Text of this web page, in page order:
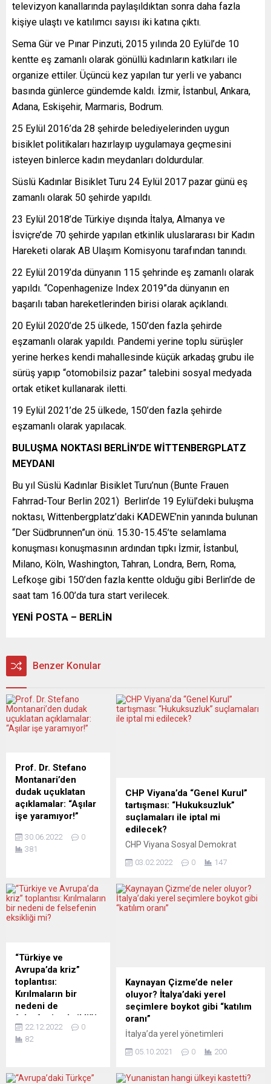
televizyon kanallarında paylaşıldıktan sonra daha fazla
kişiye ulaştı ve katılımcı sayısı iki katına çıktı.
Sema Gür ve Pınar Pinzuti, 2015 yılında 20 Eylül’de 10
kentte eş zamanlı olarak gönüllü kadınların katkıları ile
organize ettiler. Üçüncü kez yapılan tur yerli ve yabancı
basında günlerce gündemde kaldı. İzmir, İstanbul, Ankara,
Adana, Eskişehir, Marmaris, Bodrum.
25 Eylül 2016’da 28 şehirde belediyelerinden uygun
bisiklet politikaları hazırlayıp uygulamaya geçmesini
isteyen binlerce kadın meydanları doldurdular.
Süslü Kadınlar Bisiklet Turu 24 Eylül 2017 pazar günü eş
zamanlı olarak 50 şehirde yapıldı.
23 Eylül 2018’de Türkiye dışında İtalya, Almanya ve
İsviçre’de 70 şehirde yapılan etkinlik uluslararası bir Kadın
Hareketi olarak AB Ulaşım Komisyonu tarafından tanındı.
22 Eylül 2019’da dünyanın 115 şehrinde eş zamanlı olarak
yapıldı. “Copenhagenize Index 2019”da dünyanın en
başarılı taban hareketlerinden birisi olarak açıklandı.
20 Eylül 2020’de 25 ülkede, 150’den fazla şehirde
eşzamanlı olarak yapıldı. Pandemi yerine toplu sürüşler
yerine herkes kendi mahallesinde küçük arkadaş grubu ile
sürüş yapıp “otomobilsiz pazar” talebini sosyal medyada
ortak etiket kullanarak iletti.
19 Eylül 2021’de 25 ülkede, 150’den fazla şehirde
eşzamanlı olarak yapılacak.
BULUŞMA NOKTASI BERLİN’DE WİTTENBERGPLATZ
MEYDANI
Bu yıl Süslü Kadınlar Bisiklet Turu’nun (Bunte Frauen
Fahrrad-Tour Berlin 2021) Berlin’de 19 Eylül’deki buluşma
noktası, Wittenbergplatz’daki KADEWE’nin yanında bulunan
“Der Südbrunnen”un önü. 15.30-15.45’te selamlama
konuşması konuşmasının ardından tıpkı İzmir, İstanbul,
Milano, Köln, Washington, Tahran, Londra, Bern, Roma,
Lefkoşe gibi 150’den fazla kentte olduğu gibi Berlin’de de
saat tam 16.00’da tura start verilecek.
YENİ POSTA – BERLİN
Benzer Konular
Prof. Dr. Stefano
Montanari’den
dudak uçuklatan
açıklamalar: “Aşılar
işe yaramıyor!”
Nanopatoloji uzmanı
İtalyan bilim insanları
Stefano Montanari ve
yaşandığı bu iki yıllık
süre içinde her
fırsatta, bilimsel
19 aşıları ile ilgili
halkları aydınlatmaya
çalıştılar. Çevrede
bulunan ince tozların
da hastalanmamızda
en az virüsler kadar
etkili olduğunu ortaya
çıkardılar. Birgül Göker
30.06.2022
0
381
CHP Viyana’da “Genel Kurul”
tartışması: “Hukuksuzluk”
suçlamaları ile iptal mi
edilecek?
CHP Viyana Sosyal Demokrat
genel kurulun iptali için harekete
Federasyonu Başkanı Çağdaş
Arslan’ın “algı yönetimi yapıldı”
https://www.youtube.com/watch?
v=ikA_BpAHD5A Türkiye kökenli
sosyal demokratların
Avusturya’da yeniden yapılanan
03.02.2022 0 147
“Türkiye ve
Avrupa’da kriz”
toplantısı:
Kırılmaların bir
nedeni de
felsefenin eksikliği
mi?
Türkiye ve Avrupa’da
için felsefeye nasıl
22.12.2022
0
82
Kaynayan Çizme’de neler
oluyor? İtalya’daki yerel
seçimlere boykot gibi “katılım
oranı”
İtalya’da yerel yönetimleri
belirlemek üzere düzenlenen
kısmi yerel seçimlerde, seçmen
05.10.2021 0 200